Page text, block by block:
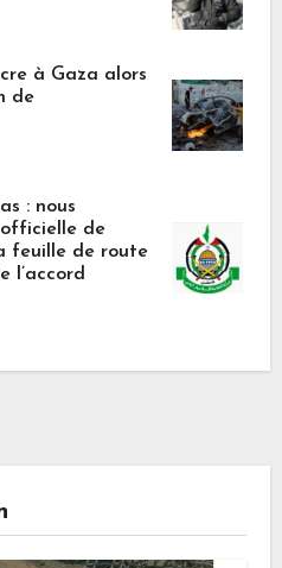
à Gaza alors
de
: nous
de
feuille de route
l’accord